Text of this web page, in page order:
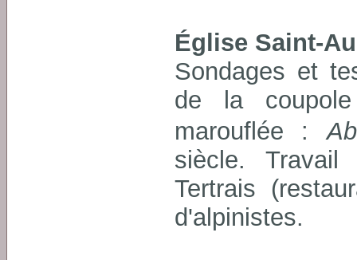
Église Saint-
Sondages et
de la
marouflée :
siècle. Travail
Tertrais
d'alpinistes.